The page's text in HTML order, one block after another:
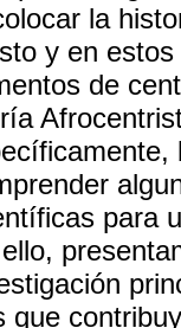
la
y en
de
para
que